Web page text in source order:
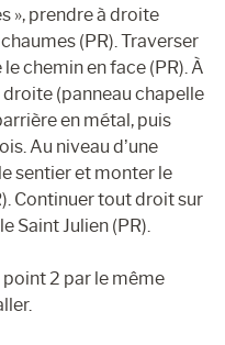
», prendre à droite
(PR). Traverser
chemin en face (PR). À
(panneau chapelle
en métal, puis
Au niveau d’une
sentier et monter le
Continuer tout droit sur
Saint Julien (PR).
2 par le même